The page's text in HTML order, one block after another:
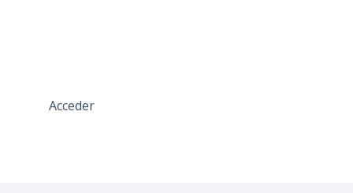
Acceder